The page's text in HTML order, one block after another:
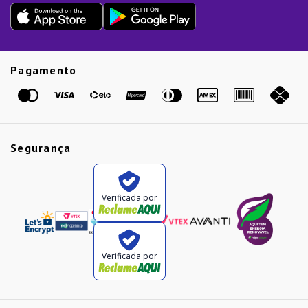
Presente de Natal
Pagamento
Segurança
Verificada por
Verificada por